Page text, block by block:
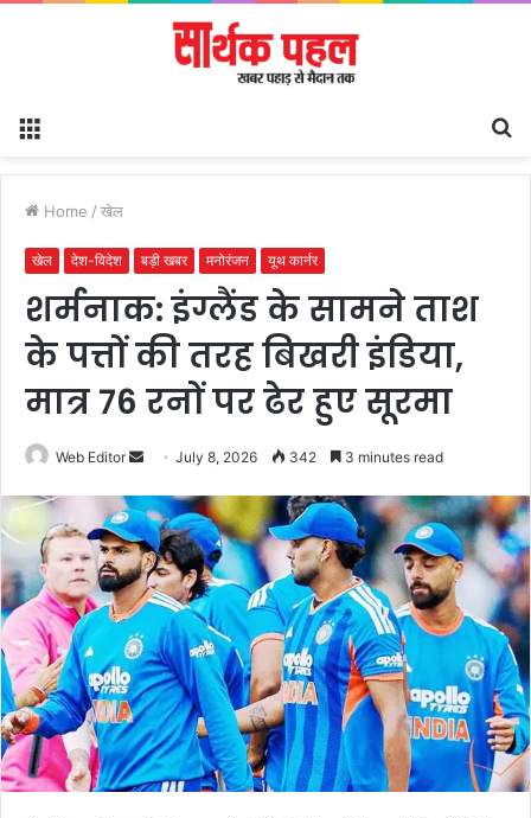
Home / खेल
खेल देश-विदेश बड़ी खबर मनोरंजन यूथ कार्नर
शर्मनाक: इंग्लैंड के सामने ताश
के पत्तों की तरह बिखरी इंडिया,
मात्र 76 रनों पर ढेर हुए सूरमा
Web Editor
Send
email
July 8, 2026 342 3 minutes read